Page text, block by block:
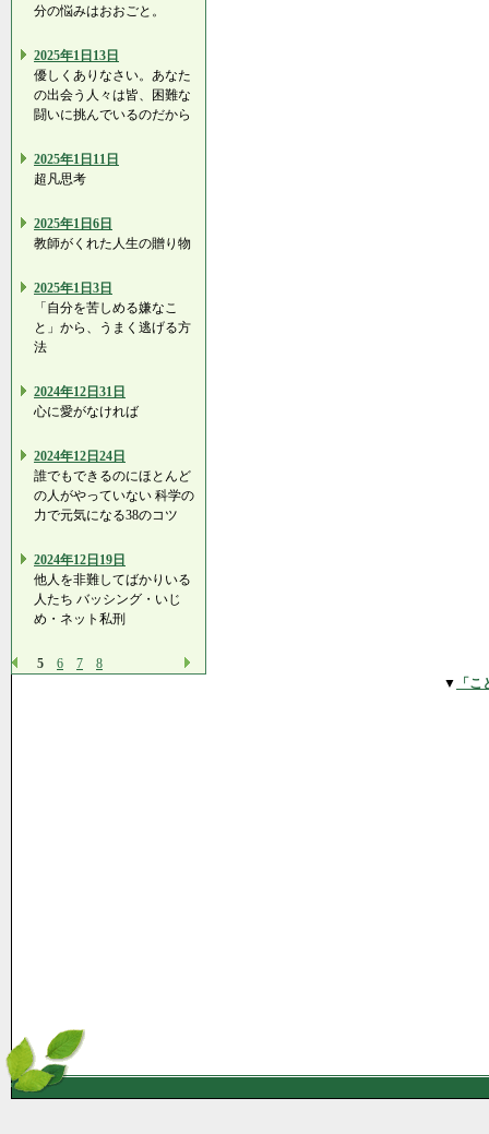
分の悩みはおおごと。
2025年1日13日
優しくありなさい。あなた
の出会う人々は皆、困難な
闘いに挑んでいるのだから
2025年1日11日
超凡思考
2025年1日6日
教師がくれた人生の贈り物
2025年1日3日
「自分を苦しめる嫌なこ
と」から、うまく逃げる方
法
2024年12日31日
心に愛がなければ
2024年12日24日
誰でもできるのにほとんど
の人がやっていない 科学の
力で元気になる38のコツ
2024年12日19日
他人を非難してばかりいる
人たち バッシング・いじ
め・ネット私刑
5 6 7 8
▼ 「